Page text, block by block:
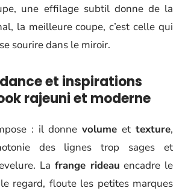
une effilage subtil donne de la
la meilleure coupe, c’est celle qui
sourire dans le miroir.
et inspirations
rajeuni et moderne
: il donnevolume et texture,
des lignes trop sages et
La frange rideau encadre le
regard, floute les petites marques